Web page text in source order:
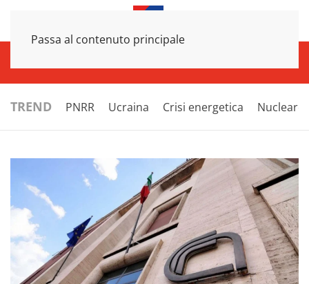
Passa al contenuto principale
TREND PNRR Ucraina Crisi energetica Nucleare